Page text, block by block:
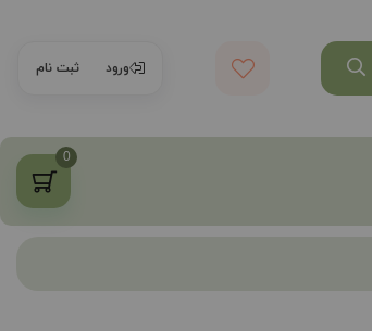
ورود ثبت نام
0